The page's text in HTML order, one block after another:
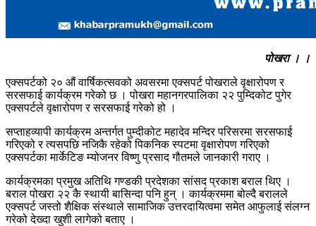
पोखरा । ।
एक्सपर्टको २० औं वार्षिकत्सवको अवसरमा एक्सपर्ट पोखराले वृक्षारोपण र
सरसफाई कार्यक्रम गरेको छ । पोखरा महानगरपालिका २२ पुम्दिकोट पुगेर
एक्सपर्टले वृक्षारोपण र सरसफाई गरेको हो ।
सप्ताहव्यापी कार्यक्रम अन्तर्गत पुम्दीकोट महादेव मन्दिर परिसरमा सरसफाई
गरिएको र त्यसपछि नजिकै रहेको पिकनिक स्पटमा वृक्षारोपण गरिएको
एक्सपर्टका मार्केटिङ म्योजनर विष्णु प्रसाद गौतमले जानकारी गराए ।
कार्यक्रमका प्रमुख अतिथि गण्डकी प्रदेशका सांसद प्रकाश बराल थिए ।
बराल पोखरा २२ कै स्थायी बासिन्दा पनि हुन् । कार्यक्रममा बोल्दै बरालले
एक्सपर्ट जस्तो शैक्षिक संस्थाले सामाजिक उत्तरदायित्वमा समेत आफुलाई संलग्न
गरेको देख्दा खुशी लागेको बताए ।